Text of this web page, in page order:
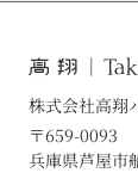
株式会社高翔
〒659-0093
兵庫県芦屋市